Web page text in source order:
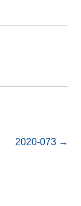
2020-073 →